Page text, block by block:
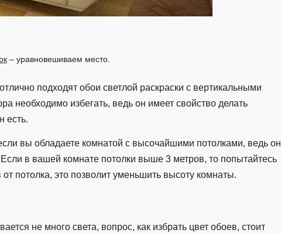
– уравновешиваем место.
подходят обои светлой раскраски с вертикальными
необходимо избегать, ведь он имеет свойство делать
есть.
вы обладаете комнатой с высочайшими потолками, ведь он
в вашей комнате потолки выше 3 метров, то попытайтесь
от потолка, это позволит уменьшить высоту комнаты.
не много света, вопрос, как избрать цвет обоев, стоит